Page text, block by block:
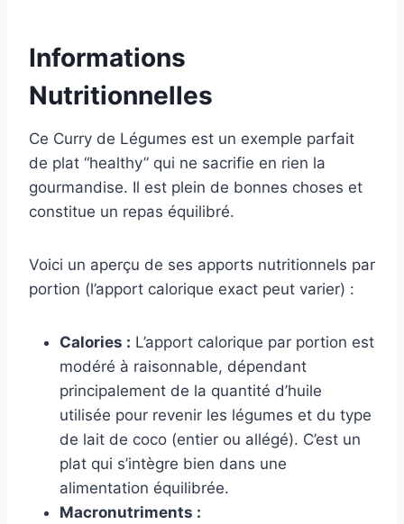
Informations
Nutritionnelles
Ce Curry de Légumes est un exemple parfait
de plat “healthy” qui ne sacrifie en rien la
gourmandise. Il est plein de bonnes choses et
constitue un repas équilibré.
Voici un aperçu de ses apports nutritionnels par
portion (l’apport calorique exact peut varier) :
Calories : L’apport calorique par portion est
modéré à raisonnable, dépendant
principalement de la quantité d’huile
utilisée pour revenir les légumes et du type
de lait de coco (entier ou allégé). C’est un
plat qui s’intègre bien dans une
alimentation équilibrée.
Macronutriments :